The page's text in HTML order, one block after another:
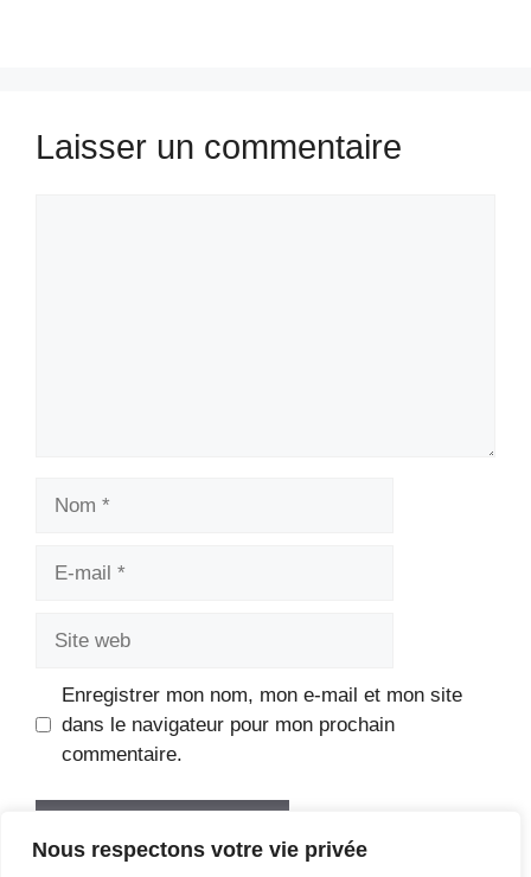
Nous respectons votre vie privée
Laisser un commentaire
Enregistrer mon nom, mon e-mail et mon site
dans le navigateur pour mon prochain
commentaire.